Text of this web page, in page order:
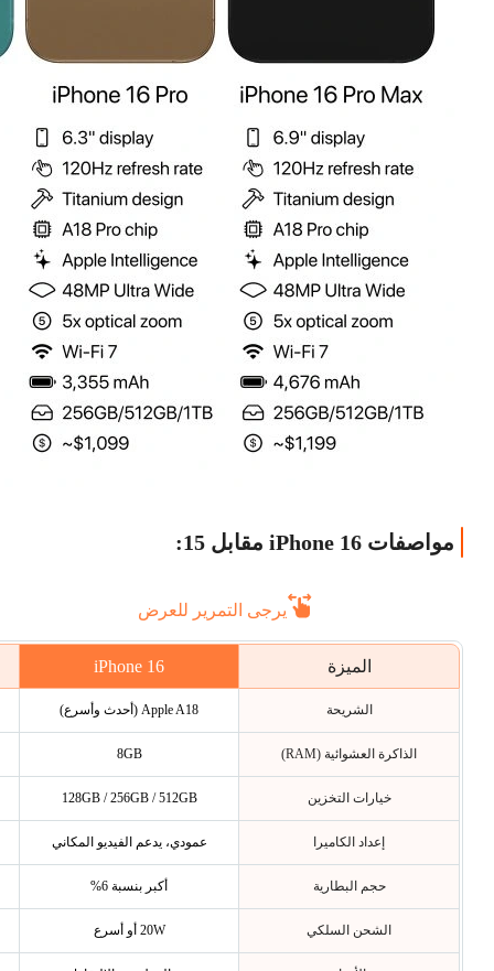
مواصفات iPhone 16 مقابل 15:
يرجى التمرير للعرض
الميزة iPhone 16
الشريحة Apple A18 (أحدث وأسرع)
الذاكرة العشوائية (RAM) 8GB
خيارات التخزين 128GB / 256GB / 512GB
إعداد الكاميرا عمودي، يدعم الفيديو المكاني
حجم البطارية أكبر بنسبة 6%
الشحن السلكي 20W أو أسرع